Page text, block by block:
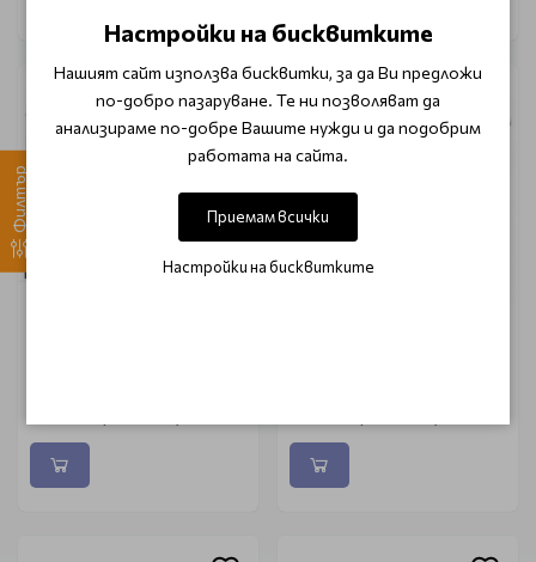
Филтър
Настройки на бисквитките
Нашият сайт използва бисквитки, за да Ви предложи
по-добро пазаруване. Те ни позволяват да
анализираме по-добре Вашите нужди и да подобрим
работата на сайта.
Приемам всички
Настройки на бисквитките